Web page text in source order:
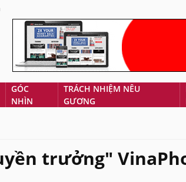
GÓC
NHÌN
TRÁCH NHIỆM NÊU
GƯƠNG
trưởng"